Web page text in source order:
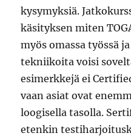
kysymyksiä.
käsityksen miten
myös omassa työssä
tekniikoita voisi
esimerkkejä ei
vaan asiat ovat
loogisella tasolla.
etenkin